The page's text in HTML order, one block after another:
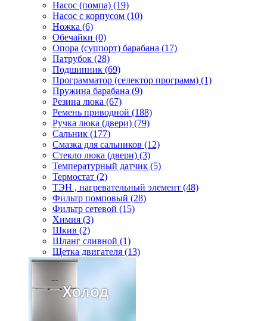
Насос (помпа) (19)
Насос c корпусом (10)
Ножка (6)
Обечайки (0)
Опора (суппорт) барабана (17)
Патрубок (28)
Подшипник (69)
Программатор (селектор программ) (1)
Пружина барабана (9)
Резина люка (67)
Ремень приводной (188)
Ручка люка (двери) (79)
Сальник (177)
Смазка для сальников (12)
Стекло люка (двери) (3)
Температурный датчик (5)
Термостат (2)
ТЭН , нагревательный элемент (48)
Фильтр помповый (28)
Фильтр сетевой (15)
Химия (3)
Шкив (2)
Шланг сливной (1)
Щетка двигателя (13)